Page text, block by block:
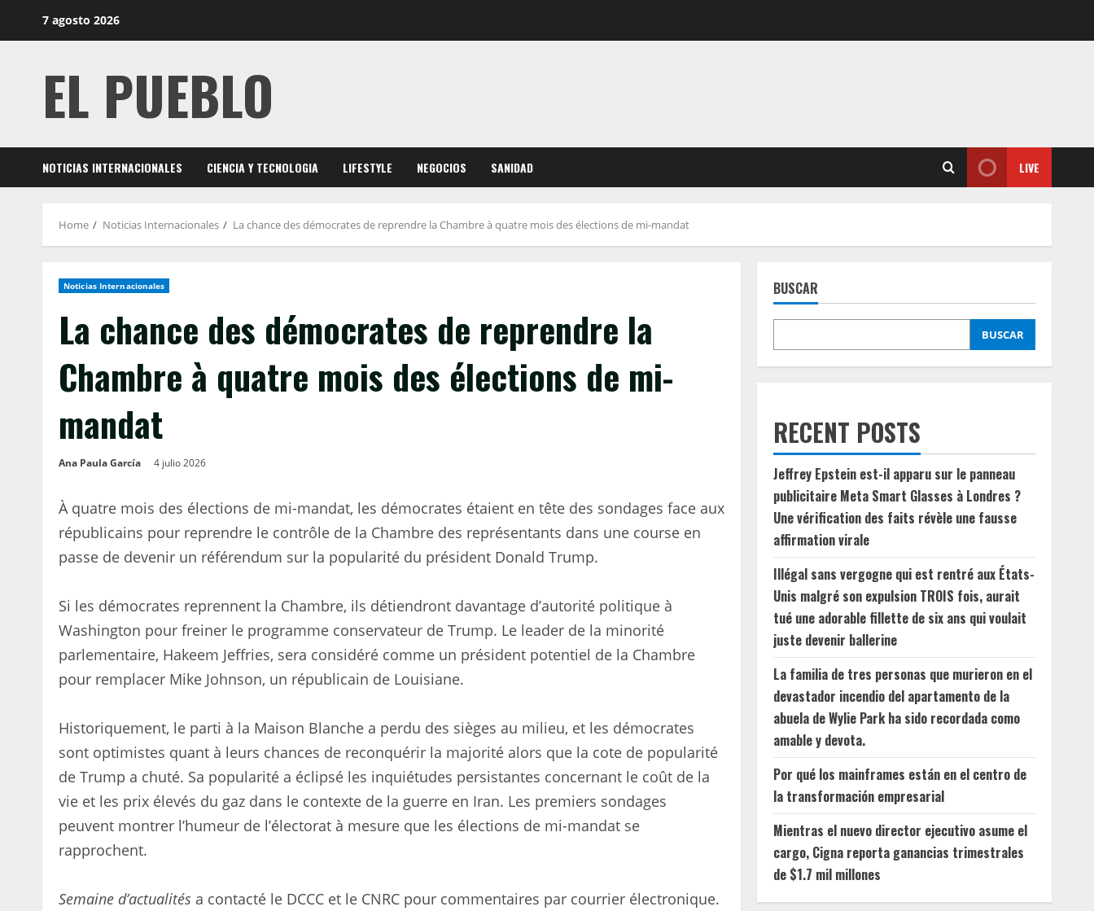
7 agosto 2026
EL PUEBLO
NOTICIAS INTERNACIONALES CIENCIA Y TECNOLOGIA LIFESTYLE NEGOCIOS SANIDAD LIVE
Home Noticias Internacionales La chance des démocrates de reprendre la Chambre à quatre mois des élections de mi-mandat
Noticias Internacionales
La chance des démocrates de reprendre la
Chambre à quatre mois des élections de mi-
mandat
Ana Paula García 4 julio 2026
À quatre mois des élections de mi-mandat, les démocrates étaient en tête des sondages face aux
républicains pour reprendre le contrôle de la Chambre des représentants dans une course en
passe de devenir un référendum sur la popularité du président Donald Trump.
Si les démocrates reprennent la Chambre, ils détiendront davantage d’autorité politique à
Washington pour freiner le programme conservateur de Trump. Le leader de la minorité
parlementaire, Hakeem Jeffries, sera considéré comme un président potentiel de la Chambre
pour remplacer Mike Johnson, un républicain de Louisiane.
Historiquement, le parti à la Maison Blanche a perdu des sièges au milieu, et les démocrates
sont optimistes quant à leurs chances de reconquérir la majorité alors que la cote de popularité
de Trump a chuté. Sa popularité a éclipsé les inquiétudes persistantes concernant le coût de la
vie et les prix élevés du gaz dans le contexte de la guerre en Iran. Les premiers sondages
peuvent montrer l’humeur de l’électorat à mesure que les élections de mi-mandat se
rapprochent.
Semaine d’actualités a contacté le DCCC et le CNRC pour commentaires par courrier électronique.
BUSCAR
BUSCAR
RECENT POSTS
Jeffrey Epstein est-il apparu sur le panneau
publicitaire Meta Smart Glasses à Londres ?
Une vérification des faits révèle une fausse
affirmation virale
Illégal sans vergogne qui est rentré aux États-
Unis malgré son expulsion TROIS fois, aurait
tué une adorable fillette de six ans qui voulait
juste devenir ballerine
La familia de tres personas que murieron en el
devastador incendio del apartamento de la
abuela de Wylie Park ha sido recordada como
amable y devota.
Por qué los mainframes están en el centro de
la transformación empresarial
Mientras el nuevo director ejecutivo asume el
cargo, Cigna reporta ganancias trimestrales
de $1.7 mil millones